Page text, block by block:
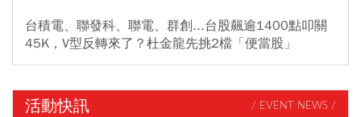
台積電、聯發科、聯電、群創...台股飆逾1400點叩關
45K，V型反轉來了？杜金龍先挑2檔「便當股」
活動快訊 / EVENT NEWS /